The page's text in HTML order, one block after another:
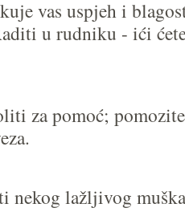
vas uspjeh i
u rudniku - ići
za pomoć;
nekog lažljivog